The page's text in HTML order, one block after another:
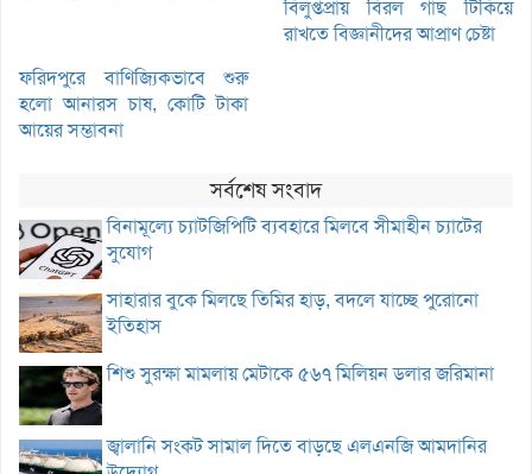
বিলুপ্তপ্রায় বিরল গাছ টিকিয়ে
রাখতে বিজ্ঞানীদের আপ্রাণ চেষ্টা
ফরিদপুরে বাণিজ্যিকভাবে শুরু
হলো আনারস চাষ, কোটি টাকা
আয়ের সম্ভাবনা
সর্বশেষ সংবাদ
বিনামূল্যে চ্যাটজিপিটি ব্যবহারে মিলবে সীমাহীন চ্যাটের
সুযোগ
সাহারার বুকে মিলছে তিমির হাড়, বদলে যাচ্ছে পুরোনো
ইতিহাস
শিশু সুরক্ষা মামলায় মেটাকে ৫৬৭ মিলিয়ন ডলার জরিমানা
জ্বালানি সংকট সামাল দিতে বাড়ছে এলএনজি আমদানির